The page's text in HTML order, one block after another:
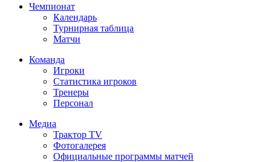
Чемпионат
Календарь
Турнирная таблица
Матчи
Команда
Игроки
Статистика игроков
Тренеры
Персонал
Медиа
Трактор TV
Фотогалерея
Официальные программы матчей